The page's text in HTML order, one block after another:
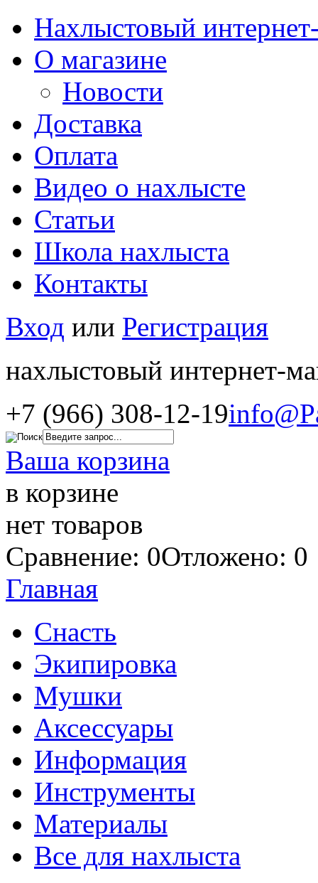
Нахлыстовый
О магазине
Новости
Доставка
Оплата
Видео о нахлысте
Статьи
Школа нахлыста
Контакты
Вход или Регистрация
нахлыстовый интернет-
+7 (966) 308-12-19
Ваша корзина
в корзине
нет товаров
Сравнение: 0Отложено: 0
Главная
Снасть
Экипировка
Мушки
Аксессуары
Информация
Инструменты
Материалы
Все для нахлыста